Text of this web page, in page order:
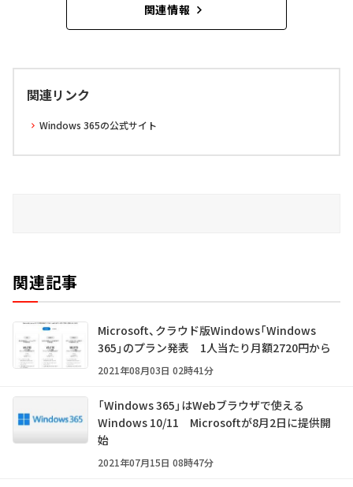
関連情報
関連リンク
Windows 365の公式サイト
関連記事
Microsoft、クラウド版Windows「Windows
365」のプラン発表 1人当たり月額2720円から
2021年08月03日 02時41分
「Windows 365」はWebブラウザで使える
Windows 10/11 Microsoftが8月2日に提供開
始
2021年07月15日 08時47分